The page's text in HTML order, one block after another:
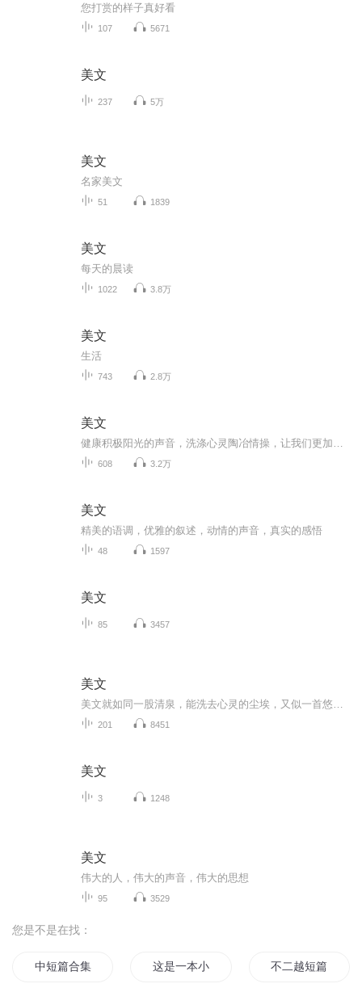
您打赏的样子真好看
107 5671
美文
237 5万
美文
名家美文
51 1839
美文
每天的晨读
1022 3.8万
美文
生活
743 2.8万
美文
608 3.2万
美文
精美的语调，优雅的叙述，动情的声音，真实的感悟
48 1597
美文
85 3457
美文
201 8451
美文
3 1248
美文
伟大的人，伟大的声音，伟大的思想
95 3529
您是不是在找：
中短篇合集 这是一本小短篇 不二越短篇集